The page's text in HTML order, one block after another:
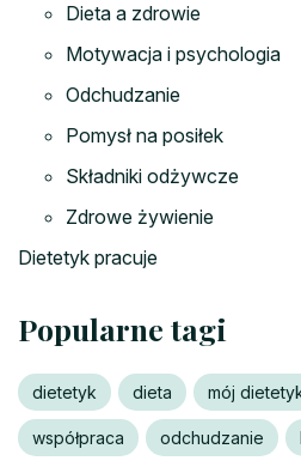
Dieta a zdrowie
Motywacja i psychologia
Odchudzanie
Pomysł na posiłek
Składniki odżywcze
Zdrowe żywienie
Dietetyk pracuje
Popularne tagi
dietetyk dieta mój
współpraca odchudzanie